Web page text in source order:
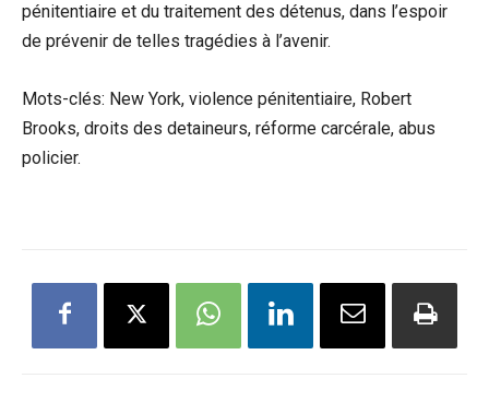
pénitentiaire et du traitement des détenus, dans l’espoir
de prévenir de telles tragédies à l’avenir.
Mots-clés: New York, violence pénitentiaire, Robert
Brooks, droits des detaineurs, réforme carcérale, abus
policier.